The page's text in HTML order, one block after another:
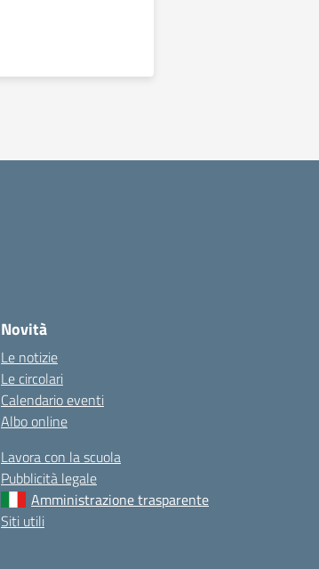
Novità
Le notizie
Le circolari
Calendario eventi
Albo online
Lavora con la scuola
Pubblicità legale
Amministrazione trasparente
Siti utili